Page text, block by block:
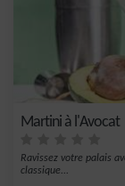
Martini à l'Avocat
Ravissez votre palais
classique...